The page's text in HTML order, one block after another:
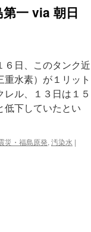
一 via 朝日
６日、このタンク近
水素）が１リット
ル、１３日は１５
低下していたとい
災・福島原発, 汚染水 |